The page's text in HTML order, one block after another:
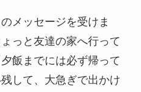
メッセージを受けま
っと友達の家へ行って
飯までには必ず帰って
して、大急ぎで出かけ